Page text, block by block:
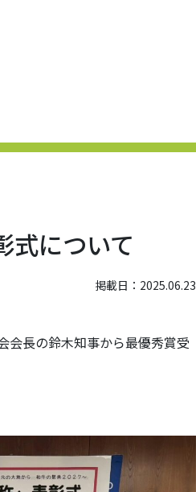
式について
掲載日：2025.06.23
会長の鈴木知事から最優秀賞受